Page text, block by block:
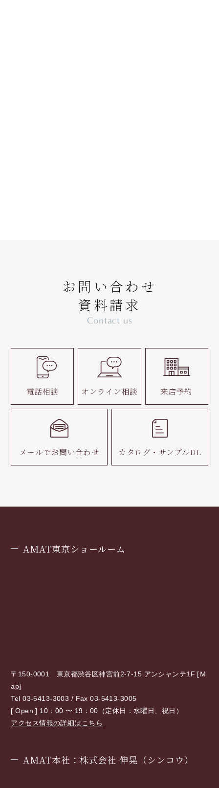
お問い合わせ
資料請求
Contact us
電話相談 オンライン相談 来店予約
メールでお問い合わせ カタログ・ サンプルDL
AMAT東京ショールーム
〒150-0001 東京都渋谷区神宮前2-7-15 アンシャンテ1F [Ｍ
ap]
Tel 03-5413-3003 / Fax 03-5413-3005
[ Open ] 10：00 〜 19：00（定休日：水曜日、祝日）
アクセス情報の詳細はこちら
AMAT本社：株式会社 伸晃（シンコウ）